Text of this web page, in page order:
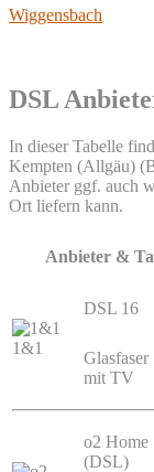
Wiggensbach
DSL
In dieser Tabelle
Kempten (Allgäu)
Anbieter ggf. auch
Ort liefern kann.
Anbieter &
1&1
DSL 16
Glasfaser
mit TV
o2 Home
(DSL)